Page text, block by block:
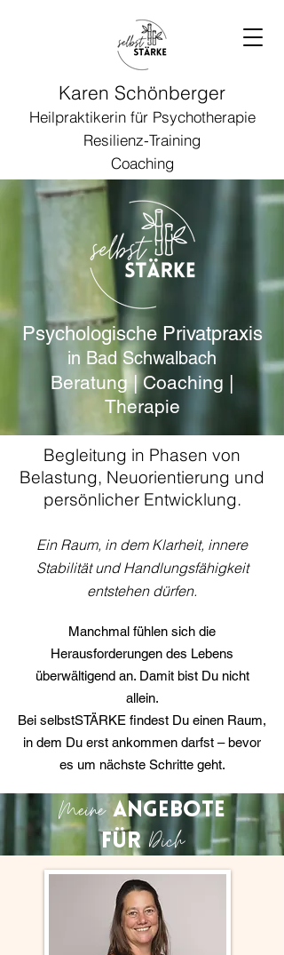
Karen Schönberger
Heilpraktikerin für Psychotherapie
Resilienz-Training
Coaching
Psychologische Privatpraxis
in Bad Schwalbach
Beratung | Coaching |
Therapie
Begleitung in Phasen von
Belastung, Neuorientierung und
persönlicher Entwicklung.
Ein Raum, in dem Klarheit, innere
Stabilität und Handlungsfähigkeit
entstehen dürfen.
Manchmal fühlen sich die
Herausforderungen des Lebens
überwältigend an. Damit bist Du nicht
allein.
Bei selbstSTÄRKE findest Du einen Raum,
in dem Du erst ankommen darfst – bevor
es um nächste Schritte geht.
Meine Angebote
für Dich